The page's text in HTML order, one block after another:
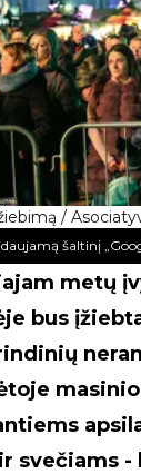
/
šaltinį
metų
bus
svečiams -